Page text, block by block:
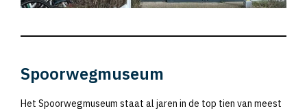
Spoorwegmuseum
Het Spoorwegmuseum staat al jaren in de top tien van meest